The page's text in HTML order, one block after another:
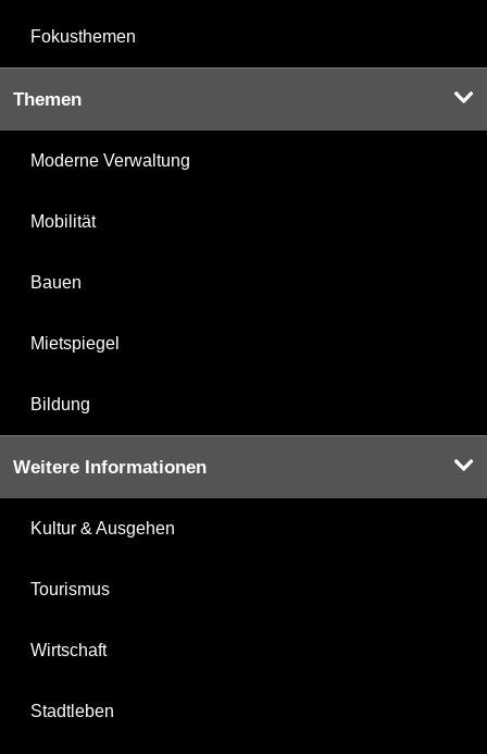
Fokusthemen
Themen
Moderne Verwaltung
Mobilität
Bauen
Mietspiegel
Bildung
Weitere Informationen
Kultur & Ausgehen
Tourismus
Wirtschaft
Stadtleben